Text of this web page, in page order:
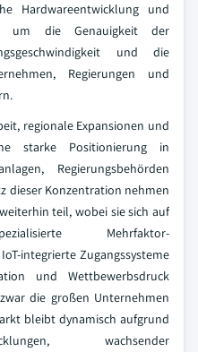
Hardwareentwicklung und
um die Genauigkeit der
und die
Regierungen und
regionale Expansionen und
starke Positionierung in
Regierungsbehörden
dieser Konzentration nehmen
teil, wobei sie sich auf
Mehrfaktor-
integrierte Zugangssysteme
und Wettbewerbsdruck
die großen Unternehmen
bleibt dynamisch aufgrund
wachsender